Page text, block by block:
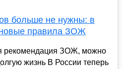
больше не нужны: в
правила ЗОЖ
рекомендация ЗОЖ, можно
жизнь В России теперь